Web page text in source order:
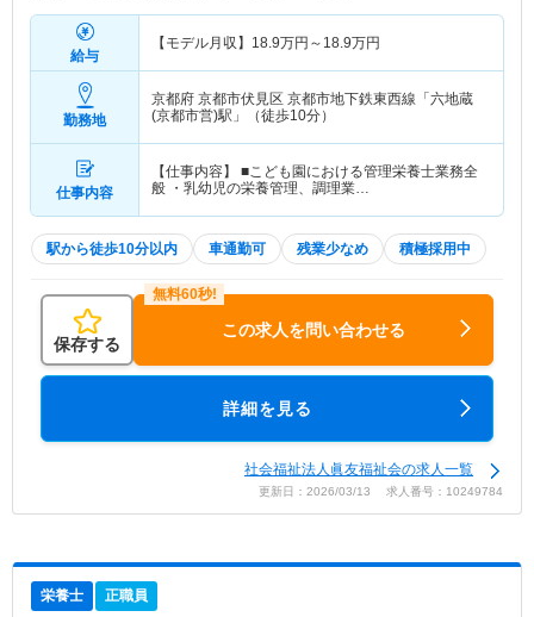
給与
【モデル月収】 18.9万円～ 18.9万円
勤務地
京都府 京都市伏見区 京都市地下鉄東西線「六地蔵
(京都市営)駅」（徒歩10分）
仕事内容
【仕事内容】 ■こども園における管理栄養士業務全
般 ・乳幼児の栄養管理、調理業…
駅から徒歩10分以内 車通勤可 残業少なめ 積極採用中
保存する
この求人を問い合わせる
詳細を見る
社会福祉法人眞友福祉会の求人一覧
更新日：2026/03/13 求人番号：10249784
栄養士 正職員